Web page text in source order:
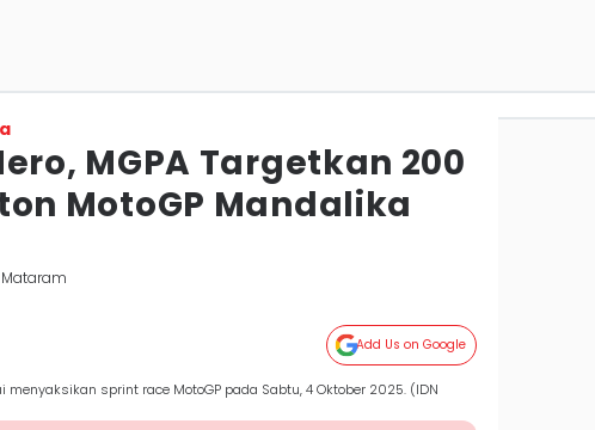
MGPA Targetkan 200
MotoGP Mandalika
Add Us on Google
menyaksikan sprint race MotoGP pada Sabtu, 4 Oktober 2025. (IDN